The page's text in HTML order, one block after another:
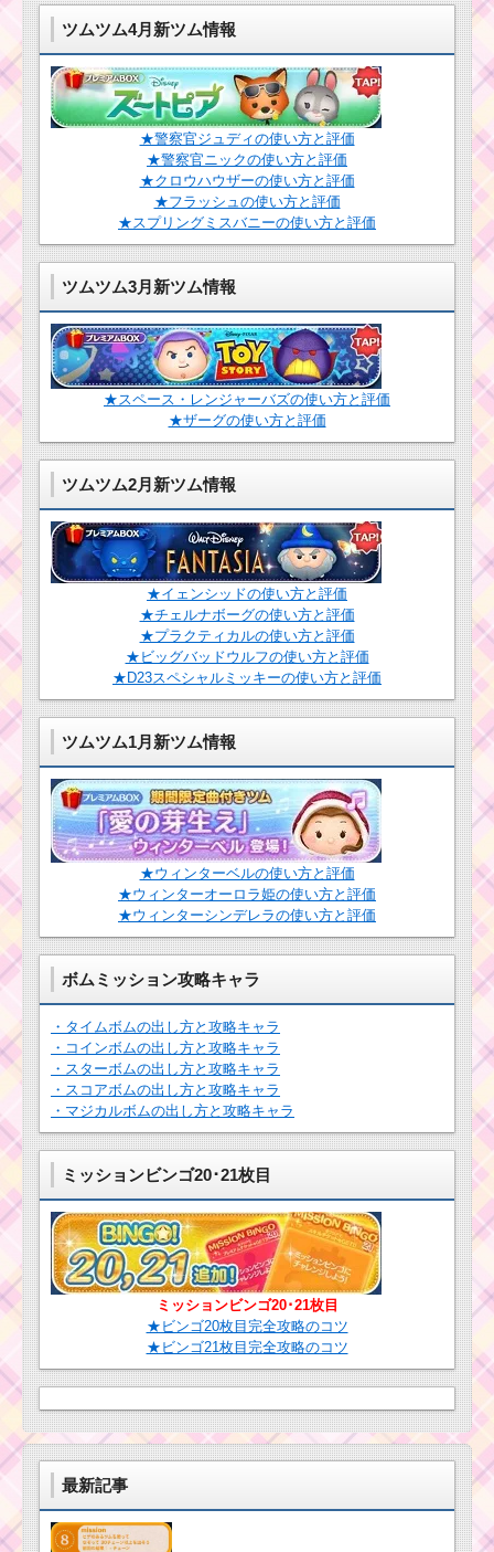
ツムツム4月新ツム情報
★警察官ジュディの使い方と評価
★警察官ニックの使い方と評価
★クロウハウザーの使い方と評価
★フラッシュの使い方と評価
★スプリングミスバニーの使い方と評価
ツムツム3月新ツム情報
★スペース・レンジャーバズの使い方と評価
★ザーグの使い方と評価
ツムツム2月新ツム情報
★イェンシッドの使い方と評価
★チェルナボーグの使い方と評価
★プラクティカルの使い方と評価
★ビッグバッドウルフの使い方と評価
★D23スペシャルミッキーの使い方と評価
ツムツム1月新ツム情報
★ウィンターベルの使い方と評価
★ウィンターオーロラ姫の使い方と評価
★ウィンターシンデレラの使い方と評価
ボムミッション攻略キャラ
・タイムボムの出し方と攻略キャラ
・コインボムの出し方と攻略キャラ
・スターボムの出し方と攻略キャラ
・スコアボムの出し方と攻略キャラ
・マジカルボムの出し方と攻略キャラ
ミッションビンゴ20･21枚目
ミッションビンゴ20･21枚目
★ビンゴ20枚目完全攻略のコツ
★ビンゴ21枚目完全攻略のコツ
最新記事